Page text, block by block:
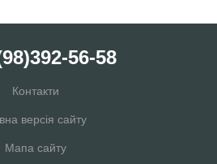
56-58
Контакти
версія сайту
Мапа сайту